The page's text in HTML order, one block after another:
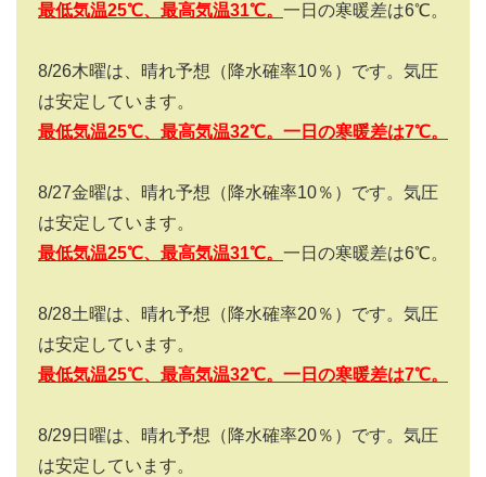
最低気温25℃、最高気温31℃。 一日の寒暖差は6℃。
8/26木曜は、晴れ予想（降水確率10％）です。気圧
は安定しています。
最低気温25℃、最高気温32℃。一日の寒暖差は7℃。
8/27金曜は、晴れ予想（降水確率10％）です。気圧
は安定しています。
最低気温25℃、最高気温31℃。 一日の寒暖差は6℃。
8/28土曜は、晴れ予想（降水確率20％）です。気圧
は安定しています。
最低気温25℃、最高気温32℃。一日の寒暖差は7℃。
8/29 日曜は、晴れ予想（降水確率20％）です。気圧
は安定しています。